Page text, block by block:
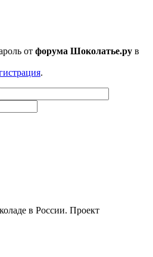
от форума Шоколатье.ру в
.
в России. Проект